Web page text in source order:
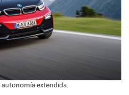
autonomía extendida.